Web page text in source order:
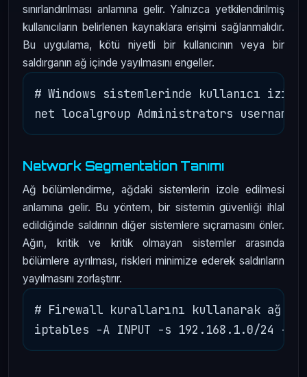
sınırlandırılması anlamına gelir. Yalnızca yetkilendirilmiş
kullanıcıların belirlenen kaynaklara erişimi sağlanmalıdır.
Bu uygulama, kötü niyetli bir kullanıcının veya bir
saldırganın ağ içinde yayılmasını engeller.
# Windows sistemlerinde kullanıcı
Network Segmentation Tanımı
Ağ bölümlendirme, ağdaki sistemlerin izole edilmesi
anlamına gelir. Bu yöntem, bir sistemin güvenliği ihlal
edildiğinde saldırının diğer sistemlere sıçramasını önler.
Ağın, kritik ve kritik olmayan sistemler arasında
bölümlere ayrılması, riskleri minimize ederek saldırıların
yayılmasını zorlaştırır.
# Firewall kurallarını kullanarak ağ